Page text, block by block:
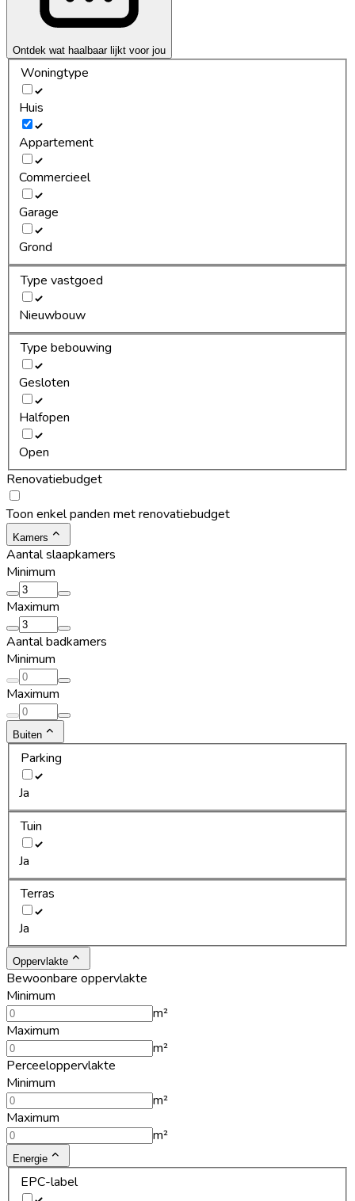
Ontdek wat haalbaar lijkt voor jou
Woningtype
Huis
Appartement
Commercieel
Garage
Grond
Type vastgoed
Nieuwbouw
Type bebouwing
Gesloten
Halfopen
Open
Renovatiebudget
Toon enkel panden met renovatiebudget
Kamers
Aantal slaapkamers
Minimum
Maximum
Aantal badkamers
Minimum
Maximum
Buiten
Parking
Ja
Tuin
Ja
Terras
Ja
Oppervlakte
Bewoonbare oppervlakte
Minimum
m²
Maximum
m²
Perceeloppervlakte
Minimum
m²
Maximum
m²
Energie
EPC-label